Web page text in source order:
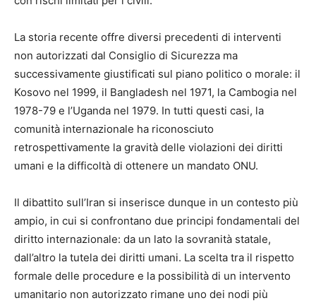
La storia recente offre diversi precedenti di interventi
non autorizzati dal Consiglio di Sicurezza ma
successivamente giustificati sul piano politico o morale: il
Kosovo nel 1999, il Bangladesh nel 1971, la Cambogia nel
1978-79 e l’Uganda nel 1979. In tutti questi casi, la
comunità internazionale ha riconosciuto
retrospettivamente la gravità delle violazioni dei diritti
umani e la difficoltà di ottenere un mandato ONU.
Il dibattito sull’Iran si inserisce dunque in un contesto più
ampio, in cui si confrontano due principi fondamentali del
diritto internazionale: da un lato la sovranità statale,
dall’altro la tutela dei diritti umani. La scelta tra il rispetto
formale delle procedure e la possibilità di un intervento
umanitario non autorizzato rimane uno dei nodi più